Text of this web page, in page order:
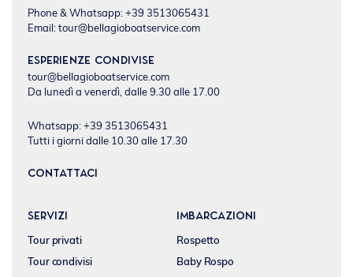
Phone & Whatsapp: +39 3513065431
Email: tour@bellagioboatservice.com
Esperienze condivise
tour@bellagioboatservice.com
Da lunedì a venerdì, dalle 9.30 alle 17.00
Whatsapp: +39 3513065431
Tutti i giorni dalle 10.30 alle 17.30
CONTATTACI
SERVIZI
Tour privati
Tour condivisi
IMBARCAZIONI
Rospetto
Baby Rospo